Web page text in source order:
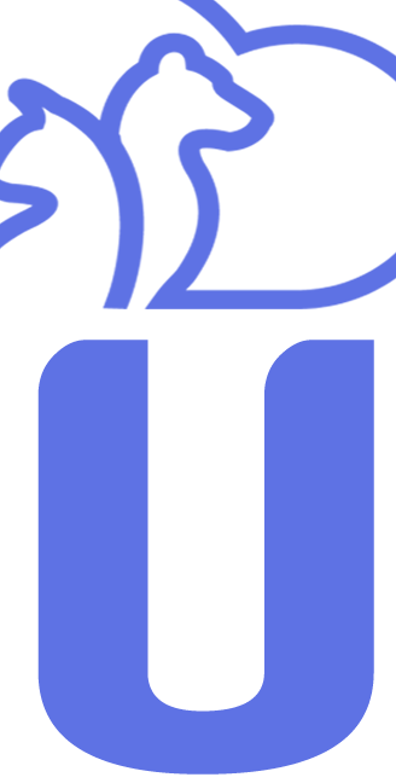
karşılaştırabilirsiniz.
genel gider seviyesi, klinik yoğunluğu,
bir yaklaşım benimsemek daha gerçekçi
şekilde kedi aşı fiyatı, kampanya dönemleri,
filtrelenir ve ilgili şehri Türkiye ortalaması ile
Bu yaklaşım, hem evcil hayvan sahiplerinin